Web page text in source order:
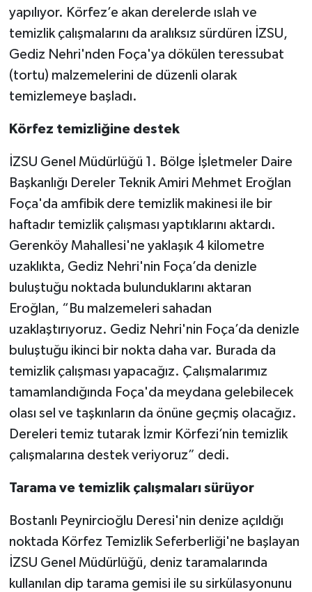
yapılıyor. Körfez’e akan derelerde ıslah ve
temizlik çalışmalarını da aralıksız sürdüren İZSU,
Gediz Nehri'nden Foça'ya dökülen teressubat
(tortu) malzemelerini de düzenli olarak
temizlemeye başladı.
Körfez temizliğine destek
İZSU Genel Müdürlüğü 1. Bölge İşletmeler Daire
Başkanlığı Dereler Teknik Amiri Mehmet Eroğlan
Foça'da amfibik dere temizlik makinesi ile bir
haftadır temizlik çalışması yaptıklarını aktardı.
Gerenköy Mahallesi'ne yaklaşık 4 kilometre
uzaklıkta, Gediz Nehri'nin Foça’da denizle
buluştuğu noktada bulunduklarını aktaran
Eroğlan, “Bu malzemeleri sahadan
uzaklaştırıyoruz. Gediz Nehri'nin Foça’da denizle
buluştuğu ikinci bir nokta daha var. Burada da
temizlik çalışması yapacağız. Çalışmalarımız
tamamlandığında Foça'da meydana gelebilecek
olası sel ve taşkınların da önüne geçmiş olacağız.
Dereleri temiz tutarak İzmir Körfezi’nin temizlik
çalışmalarına destek veriyoruz” dedi.
Tarama ve temizlik çalışmaları sürüyor
Bostanlı Peynircioğlu Deresi'nin denize açıldığı
noktada Körfez Temizlik Seferberliği'ne başlayan
İZSU Genel Müdürlüğü, deniz taramalarında
kullanılan dip tarama gemisi ile su sirkülasyonunu